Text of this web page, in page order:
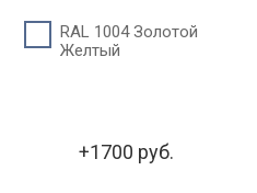
RAL 1004 Золотой
Желтый
+1700 руб.